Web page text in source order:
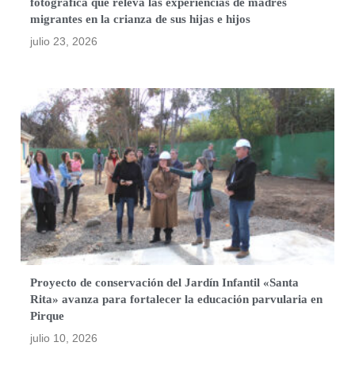
migrantes en la crianza de sus hijas e hijos
julio 23, 2026
Proyecto de conservación del Jardín Infantil «Santa
Rita» avanza para fortalecer la educación parvularia en
Pirque
julio 10, 2026